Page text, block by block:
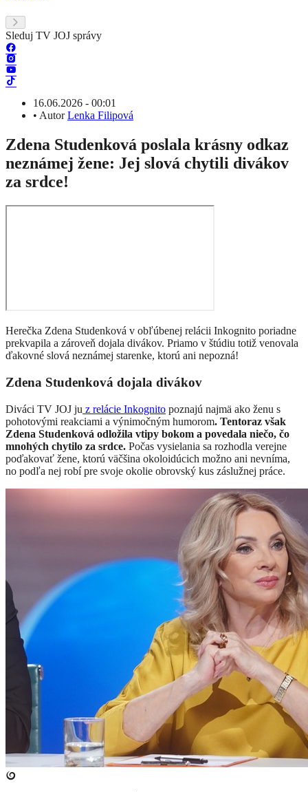
Sleduj TV JOJ správy
16.06.2026 - 00:01
• AutorLenka Filipová
Zdena Studenková poslala krásny odkaz
neznámej žene: Jej slová chytili divákov
za srdce!
Herečka Zdena Studenková v obľúbenej relácii Inkognito poriadne
prekvapila a zároveň dojala divákov. Priamo v štúdiu totiž venovala
ďakovné slová neznámej starenke, ktorú ani nepozná!
Zdena Studenková dojala divákov
Diváci TV JOJ ju z relácie Inkognito poznajú najmä ako ženu s
pohotovými reakciami a výnimočným humorom. Tentoraz však
Zdena Studenková odložila vtipy bokom a povedala niečo, čo
mnohých chytilo za srdce. Počas vysielania sa rozhodla verejne
poďakovať žene, ktorú väčšina okoloidúcich možno ani nevníma,
no podľa nej robí pre svoje okolie obrovský kus záslužnej práce.